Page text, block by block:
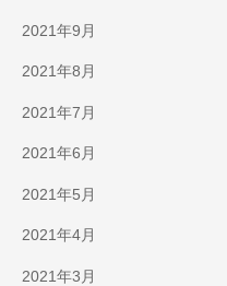
2021年9月
2021年8月
2021年7月
2021年6月
2021年5月
2021年4月
2021年3月